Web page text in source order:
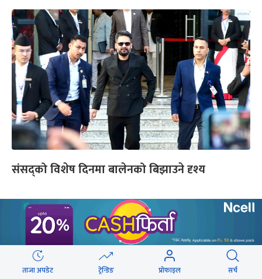
संसद्को विशेष दिनमा बालेनको बिझाउने दृश्य
यो पनि
ताजा अपडेट ट्रेन्डिङ प्रोफाइल सर्च